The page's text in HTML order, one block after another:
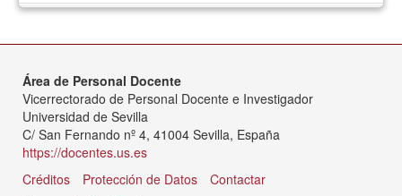
Área de Personal Docente
Vicerrectorado de Personal Docente e Investigador
Universidad de Sevilla
C/ San Fernando nº 4, 41004 Sevilla, España
https://docentes.us.es
Créditos
Protección de Datos
Contactar